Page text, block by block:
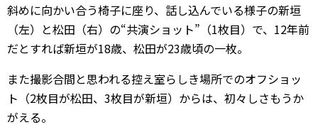
斜めに向かい合う椅子に座り、話し込んでいる様子の新垣
（左）と松田（右）の“共演ショット”（1枚目）で、12年前
だとすれば新垣が18歳、松田が23歳頃の一枚。
また撮影合間と思われる控え室らしき場所でのオフショッ
ト（2枚目が松田、3枚目が新垣）からは、初々しさもうか
がえる。